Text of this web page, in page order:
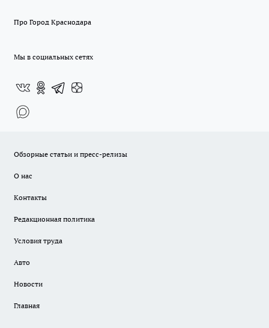
Про Город Краснодара
Мы в социальных сетях
Обзорные статьи и пресс-релизы
О нас
Контакты
Редакционная политика
Условия труда
Авто
Новости
Главная